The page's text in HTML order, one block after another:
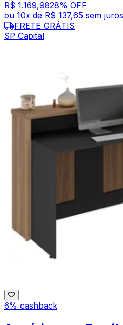
R$ 1.169,9828% OFF
ou 10x de R$ 137,65 sem juros
FRETE GRÁTIS
SP Capital
6% cashback